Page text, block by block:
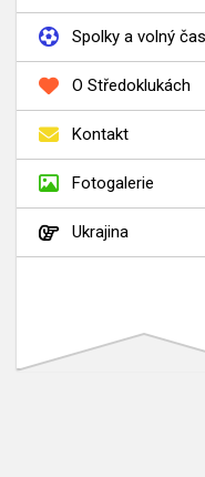
Spolky a volný čas
O Středoklukách
Kontakt
Fotogalerie
Ukrajina